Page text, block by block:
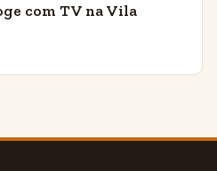
com TV na Vila